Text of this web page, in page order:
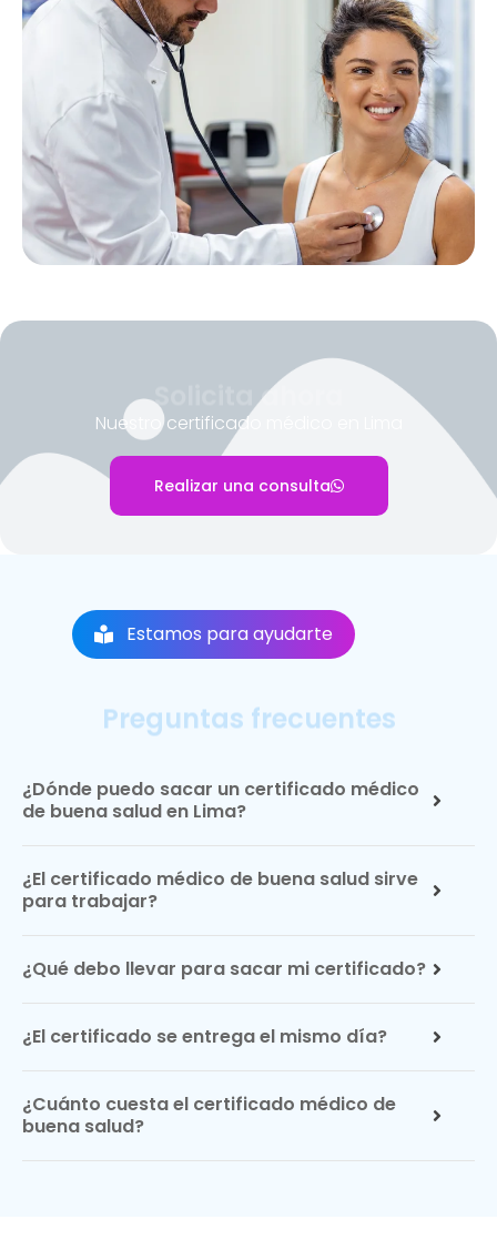
Solicita ahora
Nuestro certificado médico en Lima
Realizar una consulta
Estamos para ayudarte
Preguntas frecuentes
¿Dónde puedo sacar un certificado médico
de buena salud en Lima?
¿El certificado médico de buena salud sirve
para trabajar?
¿Qué debo llevar para sacar mi certificado?
¿El certificado se entrega el mismo día?
¿Cuánto cuesta el certificado médico de
buena salud?